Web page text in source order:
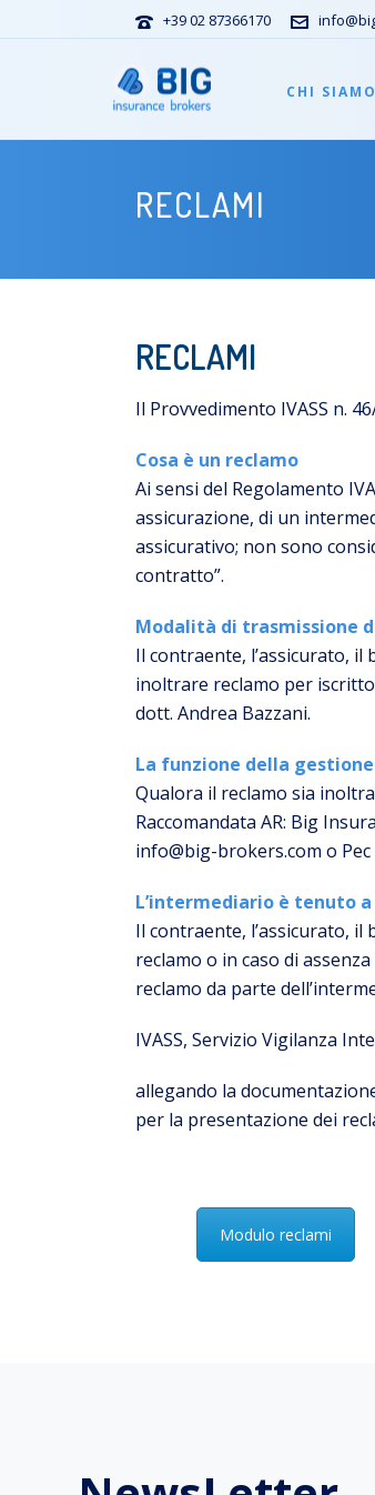
+39 02 87366170
CHI SIAMO
RECLAMI
RECLAMI
Il Provvedimento IVASS n.
Cosa è un reclamo
Ai sensi del Regolamento
assicurazione, di un
assicurativo; non sono
contratto”.
Modalità di trasmissione
Il contraente, l’assicurato,
inoltrare reclamo per
dott. Andrea Bazzani.
La funzione della
Qualora il reclamo sia
Raccomandata AR: Big
info@big-brokers.com o
L’intermediario è tenuto
Il contraente, l’assicurato,
reclamo o in caso di
reclamo da parte
IVASS, Servizio Vigilanza
allegando la
per la presentazione dei
Modulo reclami